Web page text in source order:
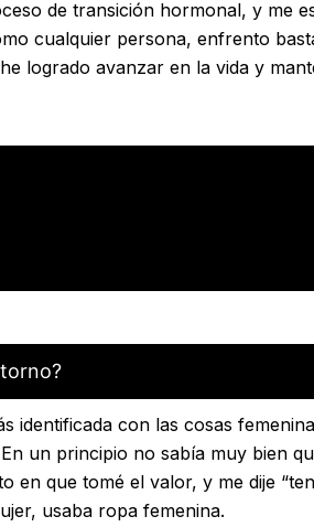
de transición hormonal, y me
cualquier persona, enfrento
logrado avanzar en la vida y
identificada con las cosas
un principio no sabía muy bien
en que tomé el valor, y me dije
usaba ropa femenina.